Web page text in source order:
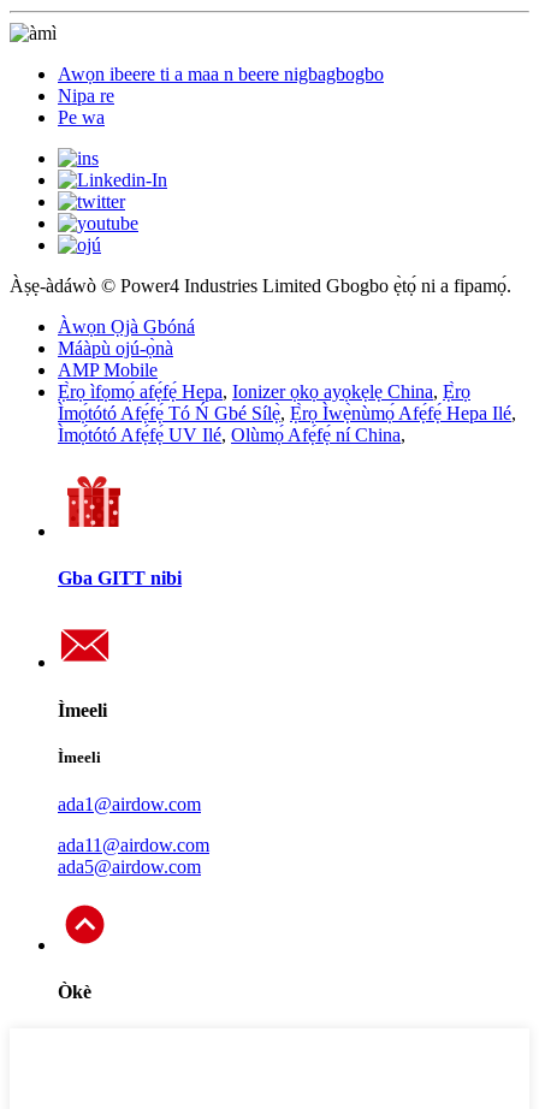
Awọn ibeere ti a maa n beere nigbagbogbo
Nipa re
Pe wa
Àṣẹ-àdáwò © Power4 Industries Limited Gbogbo ẹ̀tọ́ ni a fipamọ́.
Àwọn Ọjà Gbóná
Máàpù ojú-ọ̀nà
AMP Mobile
Ẹ̀rọ ìfọmọ́ afẹ́fẹ́ Hepa, Ionizer ọkọ ayọkẹlẹ China, Ẹ̀rọ
Ìmọ́tótó Afẹ́fẹ́ Tó Ń Gbé Sílẹ̀, Ẹ̀rọ Ìwẹ̀nùmọ́ Afẹ́fẹ́ Hepa Ilé,
Ìmọ́tótó Afẹ́fẹ́ UV Ilé, Olùmọ́ Afẹ́fẹ́ ní China,
Gba GITT nibi
Ìmeeli
Ìmeeli
ada1@airdow.com
ada11@airdow.com
ada5@airdow.com
Òkè